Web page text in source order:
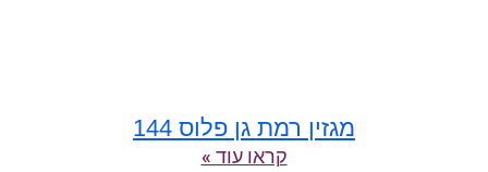
מגזין רמת גן פלוס 144
קראו עוד »